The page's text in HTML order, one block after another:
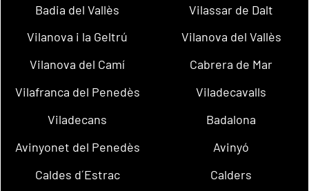
Badia del Vallès
Vilassar de Dalt
Vilanova i la Geltrú
Vilanova del Vallès
Vilanova del Camí
Cabrera de Mar
Vilafranca del Penedès
Viladecavalls
Viladecans
Badalona
Avinyonet del Penedès
Avinyó
Caldes d´Estrac
Calders